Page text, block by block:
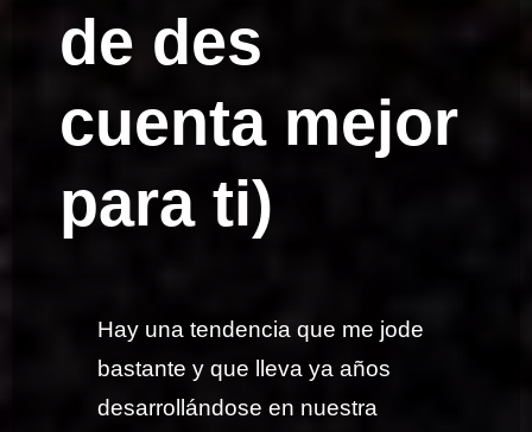
de des
cuenta mejor
para ti)
Hay una tendencia que me jode
bastante y que lleva ya años
desarrollándose en nuestra